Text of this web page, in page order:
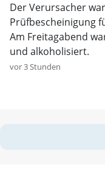
Der Verursacher
Prüfbescheinigung
Am Freitagabend
und alkoholisiert.
vor 3 Stunden